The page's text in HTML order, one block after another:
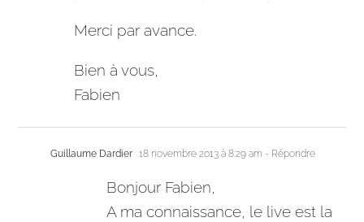
Merci par avance.
Bien à vous,
Fabien
Guillaume Dardier 18 novembre 2013 à 8:29 am - Répondre
Bonjour Fabien,
A ma connaissance, le live est la